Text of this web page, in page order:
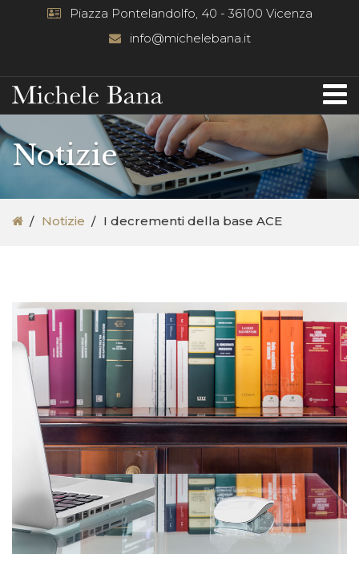
Piazza Pontelandolfo, 40 - 36100 Vicenza
info@michelebana.it
Notizie
Notizie I decrementi della base ACE